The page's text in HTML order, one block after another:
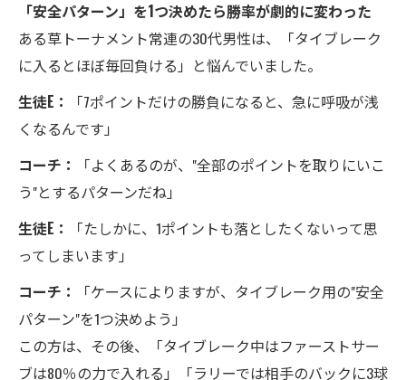
「安全パターン」を1つ決めたら勝率が劇的に変わった
ある草トーナメント常連の30代男性は、「タイブレーク
に入るとほぼ毎回負ける」と悩んでいました。
生徒E：
「7ポイントだけの勝負になると、急に呼吸が浅
くなるんです」
コーチ：
「よくあるのが、"全部のポイントを取りにいこ
う"とするパターンだね」
生徒E：
「たしかに、1ポイントも落としたくないって思
ってしまいます」
コーチ：
「ケースによりますが、タイブレーク用の"安全
パターン"を1つ決めよう」
この方は、その後、「タイブレーク中はファーストサー
ブは80％の力で入れる」「ラリーでは相手のバックに3球